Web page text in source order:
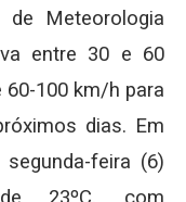
de Meteorologia
entre 30 e 60
100 km/h para
dias. Em
feira (6)